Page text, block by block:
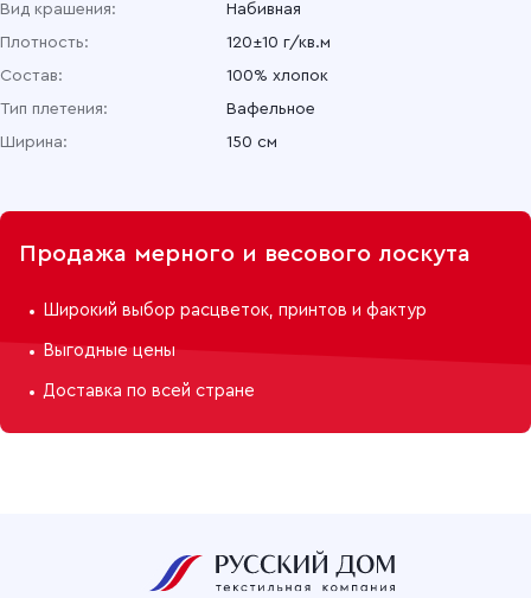
Вид крашения:
Набивная
Плотность:
120±10 г/кв.м
Состав:
100% хлопок
Тип плетения:
Вафельное
Ширина:
150 см
Продажа мерного и весового лоскута
Широкий выбор расцветок, принтов и фактур
Выгодные цены
Доставка по всей стране